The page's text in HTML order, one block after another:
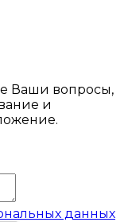
Ваши вопросы,
и
данных